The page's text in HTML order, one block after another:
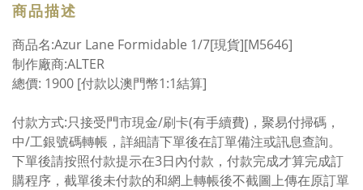
商品描述
商品名:Azur Lane Formidable 1/7[現貨][M5646]
制作廠商:ALTER
總價: 1900 [付款以澳門幣1:1結算]
付款方式:只接受門市現金/刷卡(有手續費)，聚易付掃碼，
中/工銀號碼轉帳，詳細請下單後在訂單備注或訊息查詢。
下單後請按照付款提示在3日內付款，付款完成才算完成訂
購程序，截單後未付款的和網上轉帳後不截圖上傳在原訂單